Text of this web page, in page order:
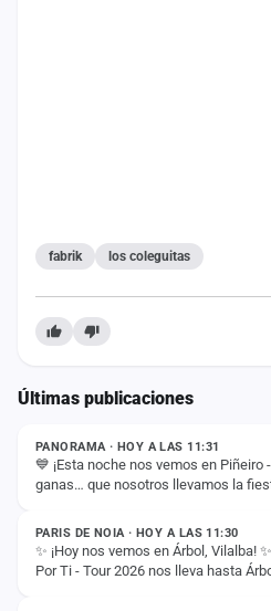
fabrik los coleguitas
Últimas publicaciones
ESTADO
PANORAMA · HOY A LAS 11:31
💙 ¡Esta noche nos vemos en Piñeiro
ganas… que nosotros llevamos la
ESTADO
PARIS DE NOIA · HOY A LAS 11:30
✨ ¡Hoy nos vemos en Árbol, Vilalba!
Por Ti - Tour 2026 nos lleva hasta
ESTADO
Contacto